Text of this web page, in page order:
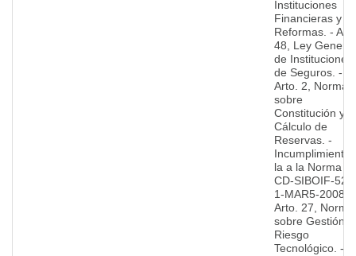
Instituciones
Financieras y
Reformas. -
48, Ley General
de Instituciones
de Seguros. -
Arto. 2, Norma
sobre
Constitución y
Cálculo de
Reservas. -
Incumplimiento
la a la Norma
CD-SIBOIF-
1-MAR5-2008. -
Arto. 27, Norma
sobre Gestión
Riesgo
Tecnológico. -